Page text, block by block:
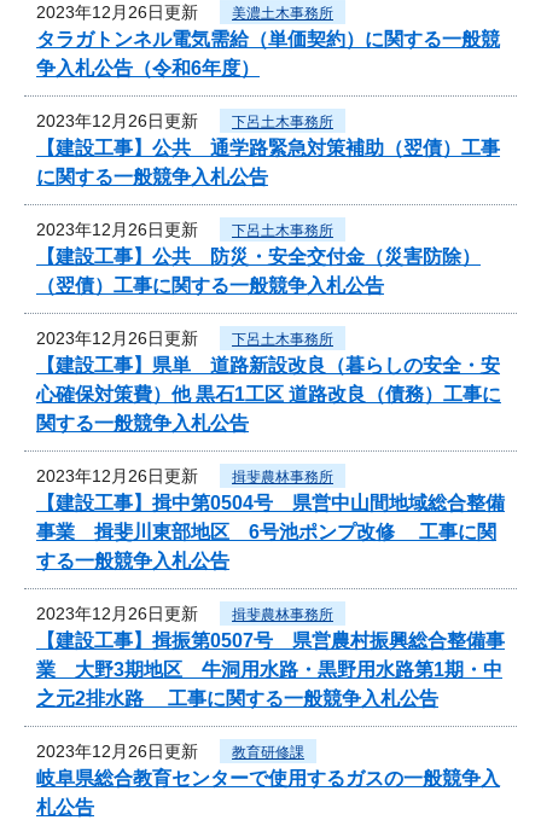
2023年12月26日更新 美濃土木事務所
タラガトンネル電気需給（単価契約）に関する一般競
争入札公告（令和6年度）
2023年12月26日更新 下呂土木事務所
【建設工事】公共 通学路緊急対策補助（翌債）工事
に関する一般競争入札公告
2023年12月26日更新 下呂土木事務所
【建設工事】公共 防災・安全交付金（災害防除）
（翌債）工事に関する一般競争入札公告
2023年12月26日更新 下呂土木事務所
【建設工事】県単 道路新設改良（暮らしの安全・安
心確保対策費）他 黒石1工区 道路改良（債務）工事に
関する一般競争入札公告
2023年12月26日更新 揖斐農林事務所
【建設工事】揖中第0504号 県営中山間地域総合整備
事業 揖斐川東部地区 6号池ポンプ改修 工事に関
する一般競争入札公告
2023年12月26日更新 揖斐農林事務所
【建設工事】揖振第0507号 県営農村振興総合整備事
業 大野3期地区 牛洞用水路・黒野用水路第1期・中
之元2排水路 工事に関する一般競争入札公告
2023年12月26日更新 教育研修課
岐阜県総合教育センターで使用するガスの一般競争入
札公告